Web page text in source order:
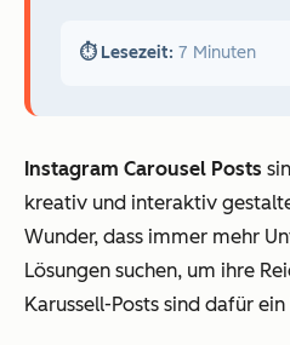
⏱️ Lesezeit: 7 Minuten
Instagram Carousel Posts
kreativ und interaktiv
Wunder, dass immer mehr
Lösungen suchen, um ihre
Karussell-Posts sind dafür